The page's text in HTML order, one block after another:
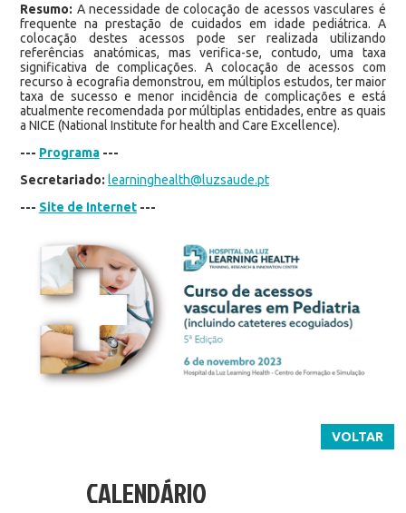
Resumo: A necessidade de colocação de acessos vasculares é
frequente na prestação de cuidados em idade pediátrica. A
colocação destes acessos pode ser realizada utilizando
referências anatómicas, mas verifica-se, contudo, uma taxa
significativa de complicações. A colocação de acessos com
recurso à ecografia demonstrou, em múltiplos estudos, ter maior
taxa de sucesso e menor incidência de complicações e está
atualmente recomendada por múltiplas entidades, entre as quais
a NICE (National Institute for health and Care Excellence).
--- Programa---
Secretariado: learninghealth@luzsaude.pt
--- Site de Internet---
VOLTAR
CALENDÁRIO